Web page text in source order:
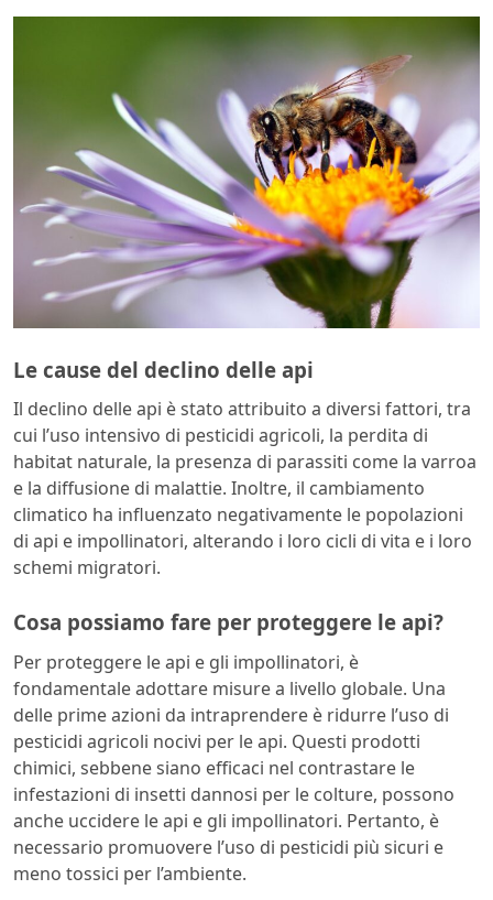
Le cause del declino delle api
Il declino delle api è stato attribuito a diversi fattori, tra
cui l’uso intensivo di pesticidi agricoli, la perdita di
habitat naturale, la presenza di parassiti come la varroa
e la diffusione di malattie. Inoltre, il cambiamento
climatico ha influenzato negativamente le popolazioni
di api e impollinatori, alterando i loro cicli di vita e i loro
schemi migratori.
Cosa possiamo fare per proteggere le api?
Per proteggere le api e gli impollinatori, è
fondamentale adottare misure a livello globale. Una
delle prime azioni da intraprendere è ridurre l’uso di
pesticidi agricoli nocivi per le api. Questi prodotti
chimici, sebbene siano efficaci nel contrastare le
infestazioni di insetti dannosi per le colture, possono
anche uccidere le api e gli impollinatori. Pertanto, è
necessario promuovere l’uso di pesticidi più sicuri e
meno tossici per l’ambiente.